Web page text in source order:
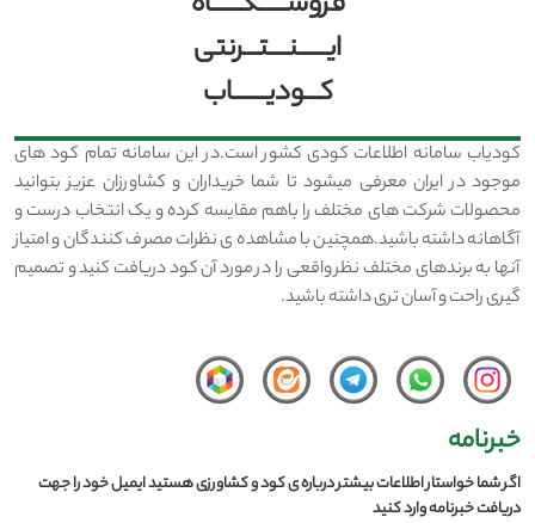
ایــــــنــــتـــرنتی
کـــودیـــــــاب
کودیاب سامانه اطلاعات کودی کشور است.در این سامانه تمام کود های
موجود در ایران معرفی میشود تا شما خریداران و کشاورزان عزیز بتوانید
محصولات شرکت های مختلف را باهم مقایسه کرده و یک انتخاب درست و
آگاهانه داشته باشید.همچنین با مشاهده ی نظرات مصرف کنندگان و امتیاز
آنها به برندهای مختلف نظر واقعی را در مورد آن کود دریافت کنید و تصمیم
گیری راحت و آسان تری داشته باشید.
خبرنامه
اگر شما خواستار اطلاعات بیشتر درباره ی کود و کشاورزی هستید ایمیل خود را جهت
دریافت خبرنامه وارد کنید